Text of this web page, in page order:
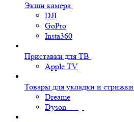
Экшн камера
DJI
GoPro
Insta360
Приставки для ТВ
Apple TV
Товары для укладки и стрижки
Dreame
Dyson